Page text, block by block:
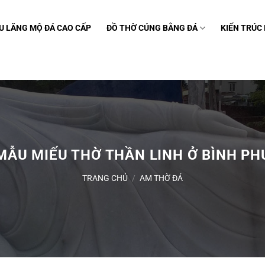
LĂNG MỘ ĐÁ CAO CẤP ĐỒ THỜ CÚNG BẰNG ĐÁ KIẾN
MIẾU THỜ THẦN LINH Ở BÌNH
TRANG CHỦ / AM THỜ ĐÁ